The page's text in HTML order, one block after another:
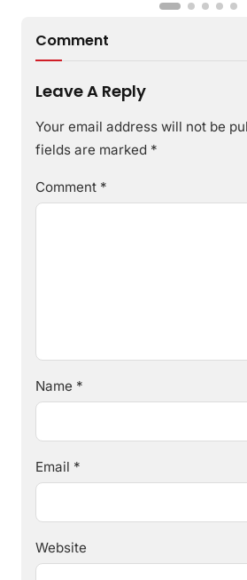
Comment
Leave A Reply
Your email address will not be
fields are marked *
Comment *
Name *
Email *
Website